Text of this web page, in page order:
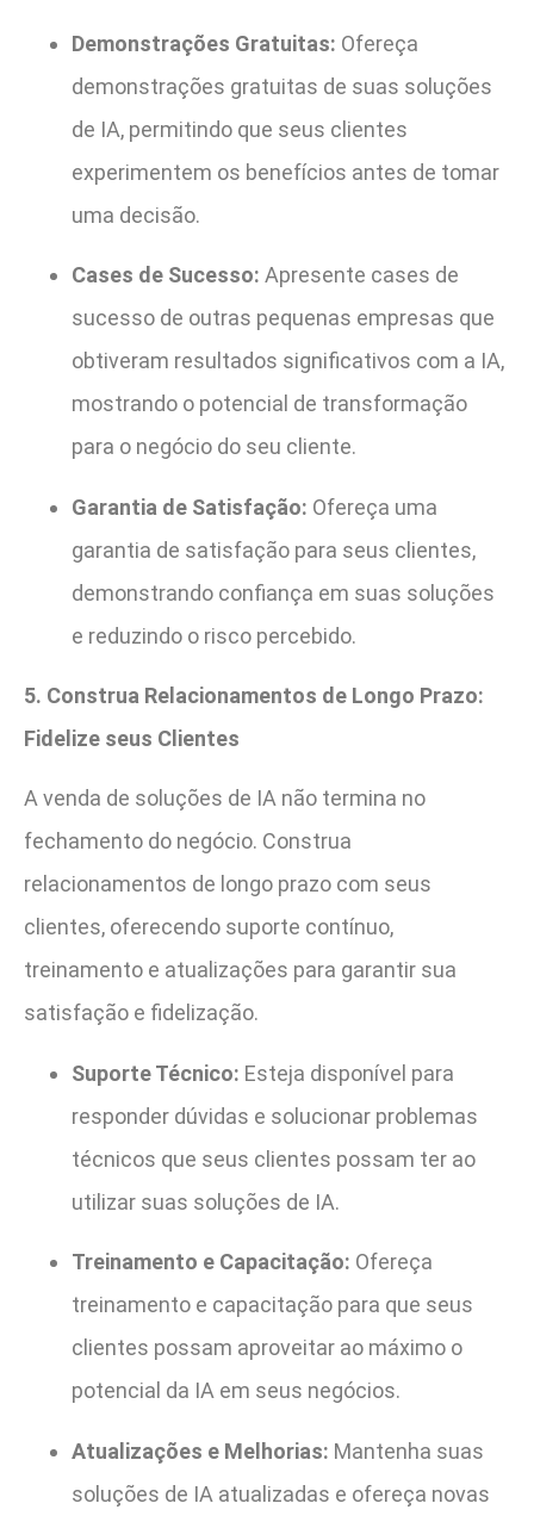
Demonstrações Gratuitas: Ofereça
demonstrações gratuitas de suas soluções
de IA, permitindo que seus clientes
experimentem os benefícios antes de tomar
uma decisão.
Cases de Sucesso: Apresente cases de
sucesso de outras pequenas empresas que
obtiveram resultados significativos com a IA,
mostrando o potencial de transformação
para o negócio do seu cliente.
Garantia de Satisfação: Ofereça uma
garantia de satisfação para seus clientes,
demonstrando confiança em suas soluções
e reduzindo o risco percebido.
5. Construa Relacionamentos de Longo Prazo:
Fidelize seus Clientes
A venda de soluções de IA não termina no
fechamento do negócio. Construa
relacionamentos de longo prazo com seus
clientes, oferecendo suporte contínuo,
treinamento e atualizações para garantir sua
satisfação e fidelização.
Suporte Técnico: Esteja disponível para
responder dúvidas e solucionar problemas
técnicos que seus clientes possam ter ao
utilizar suas soluções de IA.
Treinamento e Capacitação: Ofereça
treinamento e capacitação para que seus
clientes possam aproveitar ao máximo o
potencial da IA em seus negócios.
Atualizações e Melhorias: Mantenha suas
soluções de IA atualizadas e ofereça novas